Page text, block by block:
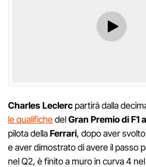
Charles Leclerc partirà dalla
le qualifichedelGran Premio di F1
pilota dellaFerrari, dopo aver
e aver dimostrato di avere il passo
nel Q2, è finito a muro in curva 4